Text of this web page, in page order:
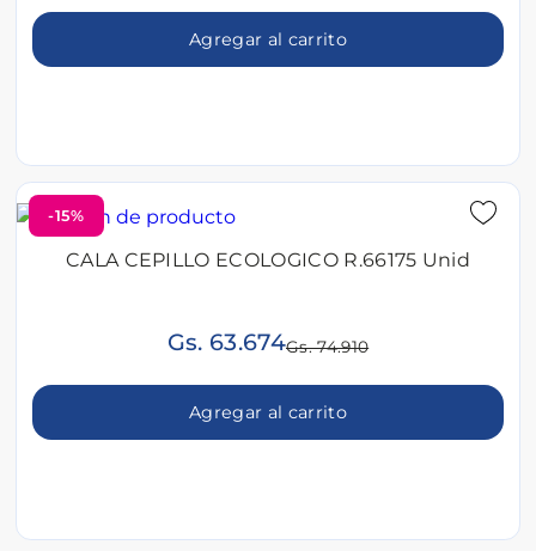
Agregar al carrito
-15%
CALA CEPILLO ECOLOGICO R.66175 Unid
Gs. 63.674Gs. 74.910
Agregar al carrito